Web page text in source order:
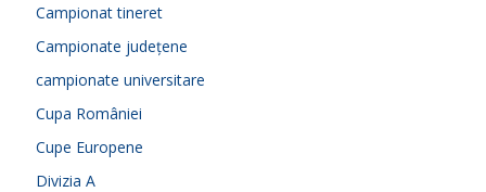
Campionat tineret
Campionate județene
campionate universitare
Cupa României
Cupe Europene
Divizia A